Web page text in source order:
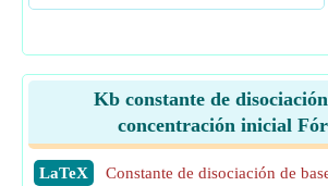
Kb constante de
concentración inicial
​LaTeX Constante de disociación de